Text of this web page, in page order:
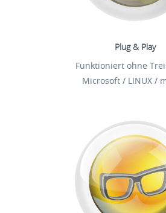
Plug & Play
Funktioniert ohne
Microsoft / LINUX /